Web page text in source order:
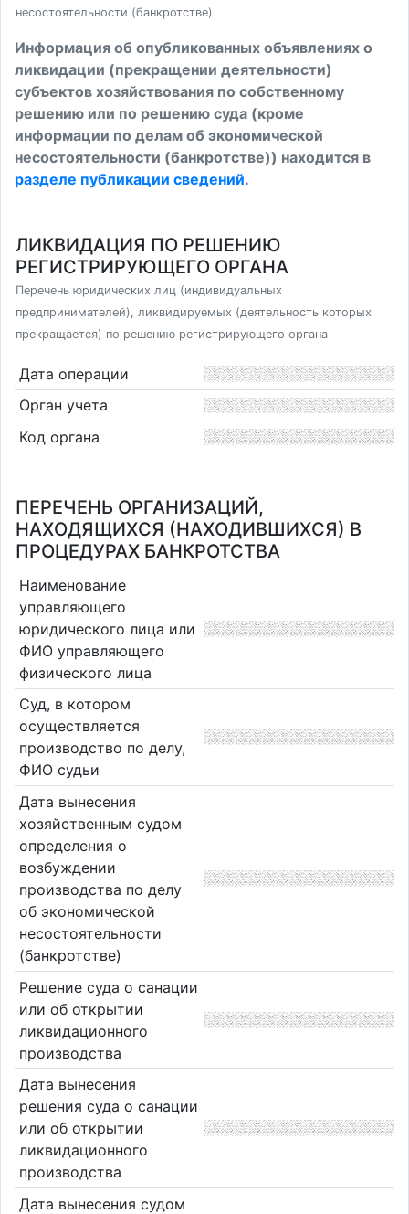
несостоятельности (банкротстве)
Информация об опубликованных объявлениях о
ликвидации (прекращении деятельности)
субъектов хозяйствования по собственному
решению или по решению суда (кроме
информации по делам об экономической
несостоятельности (банкротстве)) находится в
разделе публикации сведений.
ЛИКВИДАЦИЯ ПО РЕШЕНИЮ
РЕГИСТРИРУЮЩЕГО ОРГАНА
Перечень юридических лиц (индивидуальных
предпринимателей), ликвидируемых (деятельность которых
прекращается) по решению регистрирующего органа
Дата операции
Орган учета
Код органа
ПЕРЕЧЕНЬ ОРГАНИЗАЦИЙ,
НАХОДЯЩИХСЯ (НАХОДИВШИХСЯ) В
ПРОЦЕДУРАХ БАНКРОТСТВА
Наименование
управляющего
юридического лица или
ФИО управляющего
физического лица
Суд, в котором
осуществляется
производство по делу,
ФИО судьи
Дата вынесения
хозяйственным судом
определения о
возбуждении
производства по делу
об экономической
несостоятельности
(банкротстве)
Решение суда о санации
или об открытии
ликвидационного
производства
Дата вынесения
решения суда о санации
или об открытии
ликвидационного
производства
Дата вынесения судом